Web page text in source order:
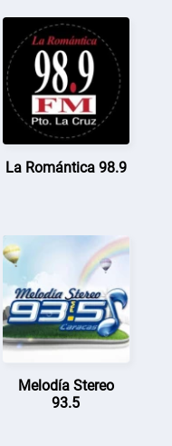
La Romántica 98.9
Melodía Stereo
93.5